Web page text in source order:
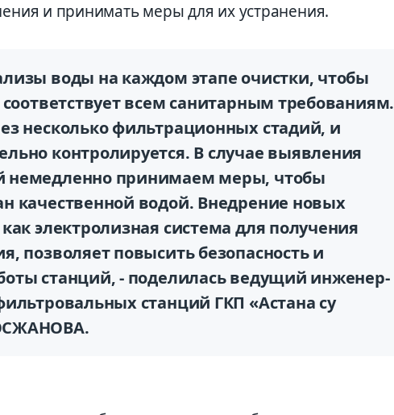
и принимать меры для их устранения.
воды на каждом этапе очистки, чтобы
соответствует всем санитарным требованиям.
несколько фильтрационных стадий, и
контролируется. В случае выявления
немедленно принимаем меры, чтобы
качественной водой. Внедрение новых
электролизная система для получения
позволяет повысить безопасность и
станций, - поделилась ведущий инженер-
станций ГКП «Астана су